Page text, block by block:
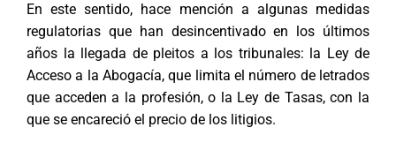
En este sentido, hace mención a algunas medidas
regulatorias que han desincentivado en los últimos
años la llegada de pleitos a los tribunales: la Ley de
Acceso a la Abogacía, que limita el número de letrados
que acceden a la profesión, o la Ley de Tasas, con la
que se encareció el precio de los litigios.